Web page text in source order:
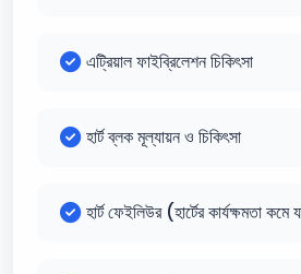
এট্রিয়াল ফাইব্রিলেশন চিকিৎসা
হার্ট ব্লক মূল্যায়ন ও চিকিৎসা
হার্ট ফেইলিউর (হার্টের কার্যক্ষমতা কমে